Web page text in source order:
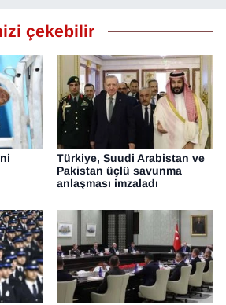
çekebilir
Türkiye, Suudi Arabistan ve
Pakistan üçlü savunma
anlaşması imzaladı